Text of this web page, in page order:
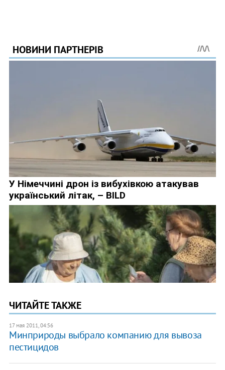
ЧИТАЙТЕ ТАКЖЕ
17 мая 2011, 04:56
Минприроды выбрало компанию для вывоза
пестицидов